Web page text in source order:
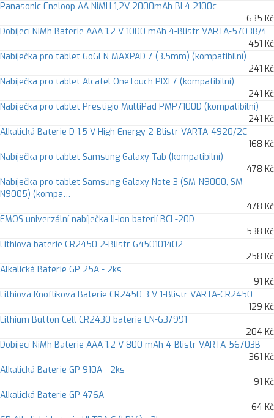
Panasonic Eneloop AA NiMH 1,2V 2000mAh BL4 2100c
635 Kč
Dobíjecí NiMh Baterie AAA 1.2 V 1000 mAh 4-Blistr VARTA-5703B/4
451 Kč
Nabíječka pro tablet GoGEN MAXPAD 7 (3.5mm) (kompatibilní)
241 Kč
Nabíječka pro tablet Alcatel OneTouch PIXI 7 (kompatibilní)
241 Kč
Nabíječka pro tablet Prestigio MultiPad PMP7100D (kompatibilní)
241 Kč
Alkalická Baterie D 1.5 V High Energy 2-Blistr VARTA-4920/2C
168 Kč
Nabíječka pro tablet Samsung Galaxy Tab (kompatibilní)
478 Kč
Nabíječka pro tablet Samsung Galaxy Note 3 (SM-N9000, SM-
N9005) (kompa…
478 Kč
EMOS univerzální nabíječka li-ion baterií BCL-20D
538 Kč
Lithiová baterie CR2450 2-Blistr 6450101402
258 Kč
Alkalická Baterie GP 25A - 2ks
91 Kč
Lithiová Knoflíková Baterie CR2450 3 V 1-Blistr VARTA-CR2450
129 Kč
Lithium Button Cell CR2430 baterie EN-637991
204 Kč
Dobíjecí NiMh Baterie AAA 1.2 V 800 mAh 4-Blistr VARTA-56703B
361 Kč
Alkalická Baterie GP 910A - 2ks
91 Kč
Alkalická Baterie GP 476A
64 Kč